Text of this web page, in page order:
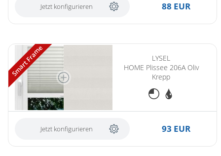
Jetzt konfigurieren 88 EUR
Smart Frame
LYSEL
HOME Plissee 206A Oliv
Krepp
Jetzt konfigurieren 93 EUR